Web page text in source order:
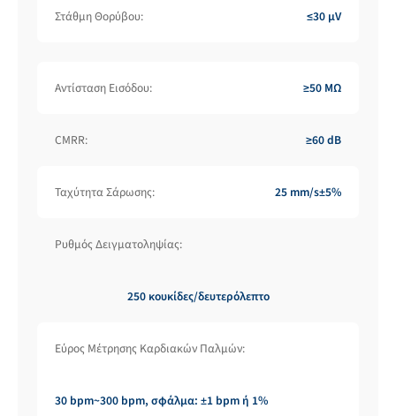
Στάθμη Θορύβου: ≤30 μV
Αντίσταση Εισόδου: ≥50 MΩ
CMRR: ≥60 dB
Ταχύτητα Σάρωσης: 25 mm/s±5%
Ρυθμός Δειγματοληψίας:
250 κουκίδες/δευτερόλεπτο
Εύρος Μέτρησης Καρδιακών Παλμών:
30 bpm~300 bpm, σφάλμα: ±1 bpm ή 1%